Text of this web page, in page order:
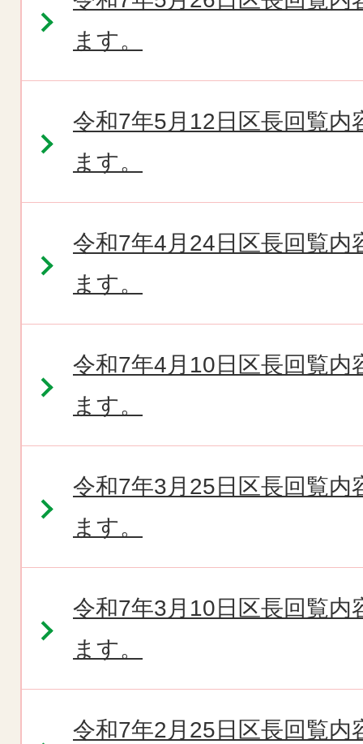
ます。
令和7年5月12日区長回覧
ます。
令和7年4月24日区長回覧
ます。
令和7年4月10日区長回覧
ます。
令和7年3月25日区長回覧
ます。
令和7年3月10日区長回覧
ます。
令和7年2月25日区長回覧